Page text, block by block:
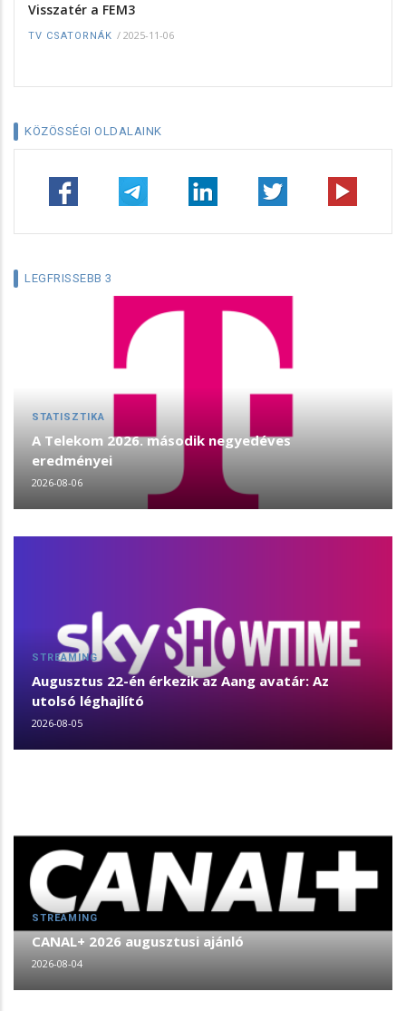
Visszatér a FEM3
TV CSATORNÁK / 2025-11-06
KÖZÖSSÉGI OLDALAINK
LEGFRISSEBB 3
STATISZTIKA
A Telekom 2026. második negyedéves
eredményei
2026-08-06
STREAMING
Augusztus 22-én érkezik az Aang avatár: Az
utolsó léghajlító
2026-08-05
STREAMING
CANAL+ 2026 augusztusi ajánló
2026-08-04